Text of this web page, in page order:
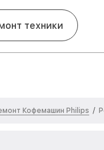
техники
Кофемашин Philips /